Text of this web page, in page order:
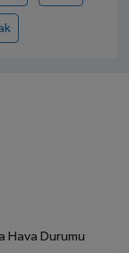
Hava Durumu